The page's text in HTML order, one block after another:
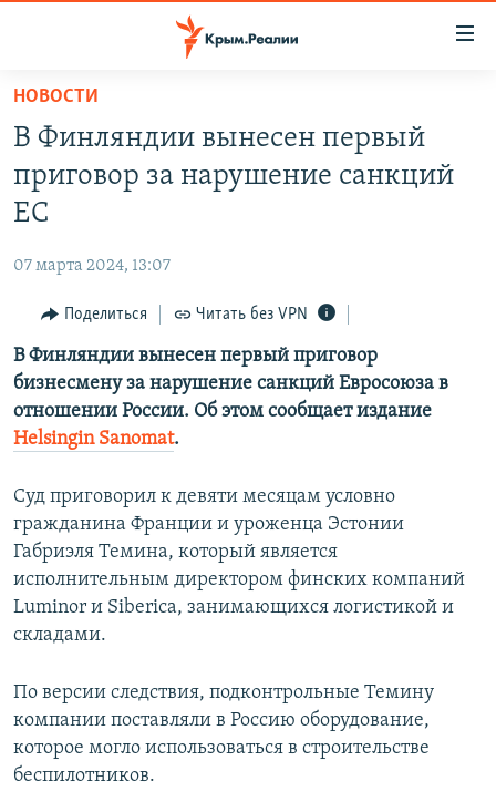
Вернуться
основному
содержанию
Вернутся
главной
навигации
Вернутся
поиску
СПЕЦПРОЕКТЫ
ГРУЗ 200
11 ЛЕТ ОККУПАЦИИ КРЫМА. 11 ИСТОРИЙ СОПРОТИВЛЕНИЯ
ВОДА
ЕЩЕ
ИНТЕРАКТИВ
ИНФОГРАФИКА
ТЕЛЕПРОЕКТ КРЫМ.РЕАЛИИ
СОВЕТЫ ПРАВОЗАЩИТНИКОВ
ПОБЕДИТЕЛЕЙ НЕ СУДЯТ?
КРЫМ.НЕПОКОРЕННЫЙ
ELIFBE
УКРАИНСКАЯ ПРОБЛЕМА КРЫМА
РАДІО СВОБОДА
КАК ОБОЙТИ БЛОКИРОВКУ
Українською
Qırımtatar
ПРИСОЕДИНЯЙТЕСЬ!
НОВОСТИ
В Финляндии вынесен первый
приговор за нарушение санкций
ЕС
07 марта 2024, 13:07
Поделиться Читать без VPN
В Финляндии вынесен первый приговор
бизнесмену за нарушение санкций Евросоюза в
отношении России. Об этом сообщает издание
Helsingin Sanomat.
Суд приговорил к девяти месяцам условно
гражданина Франции и уроженца Эстонии
Габриэля Темина, который является
исполнительным директором финских компаний
Luminor и Siberica, занимающихся логистикой и
складами.
По версии следствия, подконтрольные Темину
компании поставляли в Россию оборудование,
которое могло использоваться в строительстве
беспилотников.